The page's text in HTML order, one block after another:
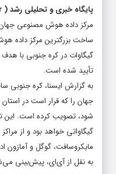
پایگاه خبری و تحلیلی رشد(
مرکز داده هوش مصنوعی
گیگاوات در کره جنوبی با
تأیید شده است.
به گزارش ایسنا، کره جنوبی
گیگاواتی خواهد بود و از
مایکروسافت، گوگل و